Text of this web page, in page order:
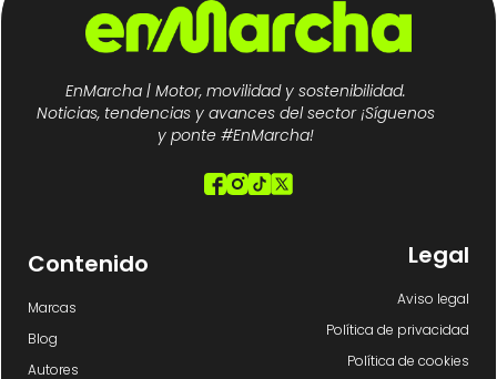
EnMarcha | Motor, movilidad y sostenibilidad.
Noticias, tendencias y avances del sector ¡Síguenos
y ponte #EnMarcha!
Contenido
Marcas
Blog
Autores
Legal
Aviso legal
Política de privacidad
Política de cookies